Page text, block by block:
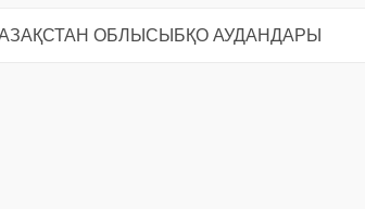
ОБЛЫСЫ БҚО АУДАНДАРЫ